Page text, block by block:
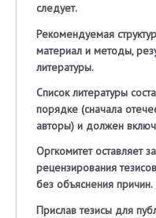
следует.
Рекомендуемая
материал и методы,
литературы.
Список литературы
порядке (сначала
авторы) и должен
Оргкомитет оставляет
рецензирования
без объяснения причин.
Прислав тезисы для